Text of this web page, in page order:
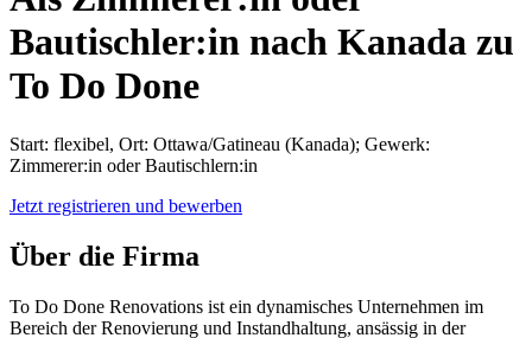
Bautischler:in nach Kanada zu
To Do Done
Start: flexibel, Ort: Ottawa/Gatineau (Kanada); Gewerk:
Zimmerer:in oder Bautischlern:in
Jetzt registrieren und bewerben
Über die Firma
To Do Done Renovations ist ein dynamisches Unternehmen im
Bereich der Renovierung und Instandhaltung, ansässig in der